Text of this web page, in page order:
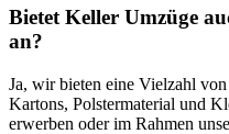
Bietet Keller Umzüge
an?
Ja, wir bieten eine Vielzahl
Kartons, Polstermaterial und
erwerben oder im Rahmen